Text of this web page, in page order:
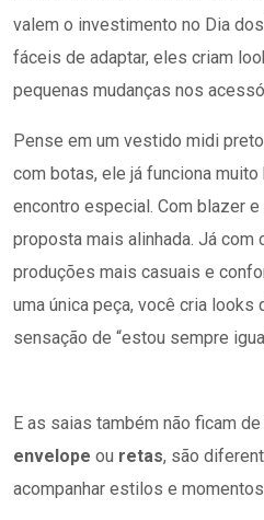
valem o investimento no Dia
fáceis de adaptar, eles criam
pequenas mudanças nos
Pense em um vestido midi
com botas, ele já funciona
encontro especial. Com blazer
proposta mais alinhada. Já com
produções mais casuais e
uma única peça, você cria
sensação de “estou sempre
E as saias também não ficam de
envelope ou retas, são
acompanhar estilos e